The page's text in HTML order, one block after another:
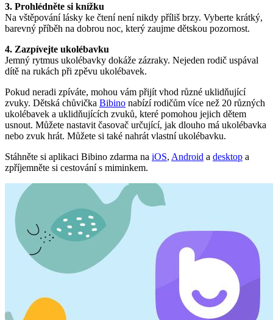
3. Prohlédněte si knížku
Na vštěpování lásky ke čtení není nikdy příliš brzy. Vyberte krátký,
barevný příběh na dobrou noc, který zaujme dětskou pozornost.
4. Zazpívejte ukolébavku
Jemný rytmus ukolébavky dokáže zázraky. Nejeden rodič uspával
dítě na rukách při zpěvu ukolébavek.
Pokud neradi zpíváte, mohou vám přijít vhod různé uklidňující
zvuky. Dětská chůvička Bibino nabízí rodičům více než 20 různých
ukolébavek a uklidňujících zvuků, které pomohou jejich dětem
usnout. Můžete nastavit časovač určující, jak dlouho má ukolébavka
nebo zvuk hrát. Můžete si také nahrát vlastní ukolébavku.
Stáhněte si aplikaci Bibino zdarma na iOS, Android a desktop a
zpříjemněte si cestování s miminkem.